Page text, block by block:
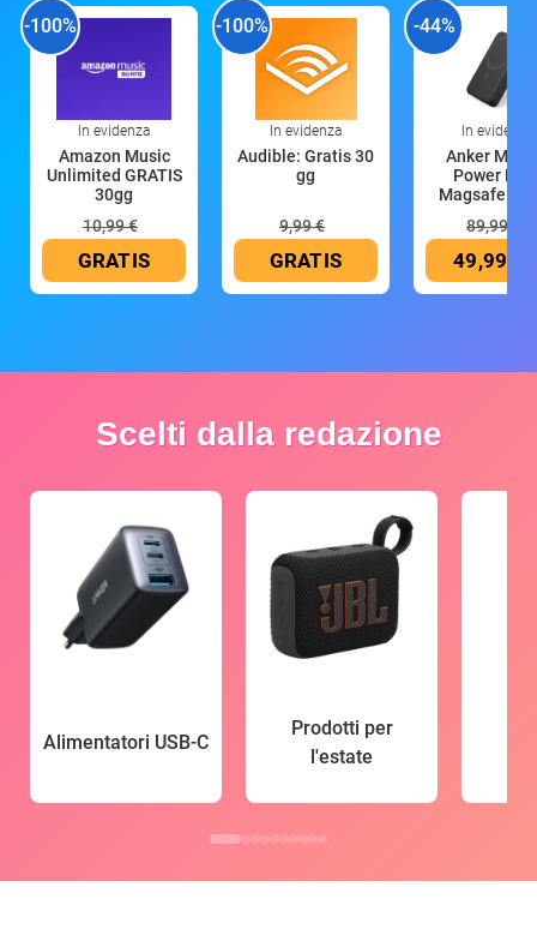
-100%
In evidenza
Amazon Music
Unlimited GRATIS
30gg
10,99 €
GRATIS
-100%
In evidenza
Audible: Gratis 30
gg
9,99 €
GRATIS
-44%
In evidenza
Anker
Power
Magsafe
89,99 €
49,99 €
Scelti dalla redazione
Alimentatori USB-C
Prodotti per
l'estate